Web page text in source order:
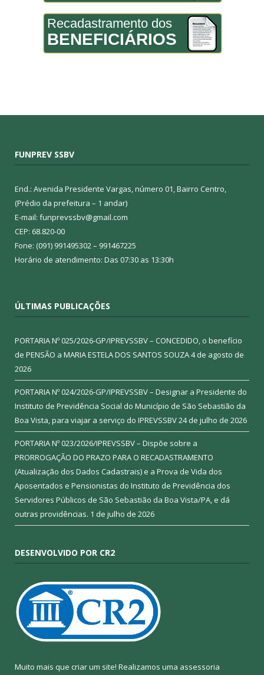
Recadastramento dos
BENEFICIÁRIOS
FUNPREV SSBV
End.: Avenida Presidente Vargas, número 01, Bairro Centro,
(Prédio da prefeitura – 1 andar)
E-mail: funprevssbv@gmail.com
CEP: 68.820-00
Fone: (091) 991495302 – 991467225
Horário de atendimento: Das 07:30 as 13:30h
ÚLTIMAS PUBLICAÇÕES
PORTARIA Nº 025/2026-GP/IPREVSSBV – CONCEDIDO, o benefício
de PENSÃO a MARIA ESTELA DOS SANTOS SOUZA4 de agosto de
2026
PORTARIA Nº 024/2026-GP/IPREVSSBV – Designar a Presidente do
Instituto de Previdência Social do Município de São Sebastião da
Boa Vista, para viajar a serviço do IPREVSSBV24 de julho de 2026
PORTARIA Nº 023/2026/IPREVSSBV – Dispõe sobre a
PRORROGAÇÃO DO PRAZO PARA O RECADASTRAMENTO
(Atualização dos Dados Cadastrais) e a Prova de Vida dos
Aposentados e Pensionistas do Instituto de Previdência dos
Servidores Públicos de São Sebastião da Boa Vista/PA, e dá
outras providências. 1 de julho de 2026
DESENVOLVIDO POR CR2
Muito mais que criar um site! Realizamos uma assessoria